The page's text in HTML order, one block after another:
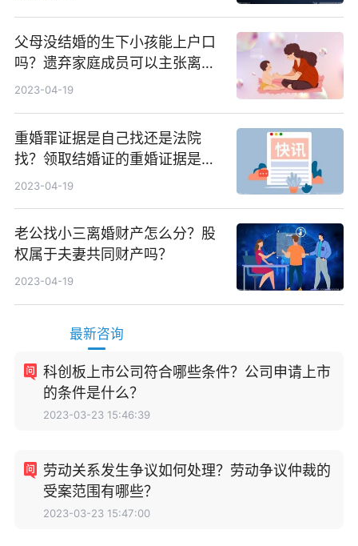
父母没结婚的生下小孩能上户口
吗？遗弃家庭成员可以主张离婚
损害赔偿吗？
2023-04-19
重婚罪证据是自己找还是法院
找？领取结婚证的重婚证据是怎
样的？
2023-04-19
老公找小三离婚财产怎么分？股
权属于夫妻共同财产吗？
2023-04-19
最新咨询
科创板上市公司符合哪些条件？公司申请上市
的条件是什么？
2023-03-23 15:46:39
劳动关系发生争议如何处理？劳动争议仲裁的
受案范围有哪些？
2023-03-23 15:47:00